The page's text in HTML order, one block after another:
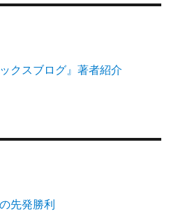
井
岡
に
クスブログ』著者紹介
先発勝利